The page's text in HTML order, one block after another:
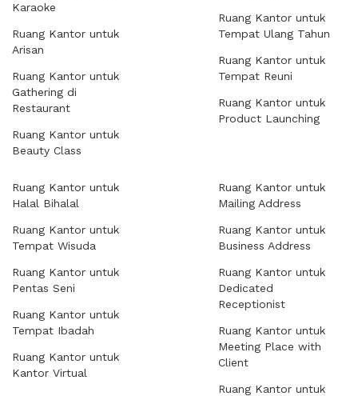
Karaoke
Ruang Kantor untuk
Arisan
Ruang Kantor untuk
Gathering di
Restaurant
Ruang Kantor untuk
Beauty Class
Ruang Kantor untuk
Tempat Ulang Tahun
Ruang Kantor untuk
Tempat Reuni
Ruang Kantor untuk
Product Launching
Ruang Kantor untuk
Halal Bihalal
Ruang Kantor untuk
Tempat Wisuda
Ruang Kantor untuk
Pentas Seni
Ruang Kantor untuk
Tempat Ibadah
Ruang Kantor untuk
Kantor Virtual
Ruang Kantor untuk
Mailing Address
Ruang Kantor untuk
Business Address
Ruang Kantor untuk
Dedicated
Receptionist
Ruang Kantor untuk
Meeting Place with
Client
Ruang Kantor untuk